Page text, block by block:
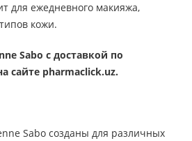
для ежедневного макияжа,
кожи.
Sabo с доставкой по
сайте pharmaclick.uz.
Sabo созданы для различных